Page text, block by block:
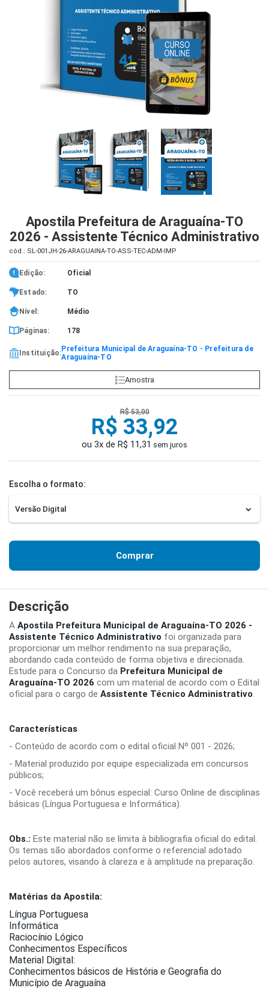
Apostila Prefeitura de Araguaína-TO
2026 - Assistente Técnico Administrativo
cód.: SL-001JH-26-ARAGUAINA-TO-ASS-TEC-ADM-IMP
Edição: Oficial
Estado: TO
Nível: Médio
Páginas: 178
Instituição:Prefeitura Municipal de Araguaína-TO - Prefeitura de
Araguaína-TO
Amostra
R$ 53,00
R$ 33,92
ou 3x de R$ 11,31 sem juros
Escolha o formato:
Comprar
Descrição
A Apostila Prefeitura Municipal de Araguaína-TO 2026 -
Assistente Técnico Administrativo foi organizada para
proporcionar um melhor rendimento na sua preparação,
abordando cada conteúdo de forma objetiva e direcionada.
Estude para o Concurso da Prefeitura Municipal de
Araguaína-TO 2026 com um material de acordo com o Edital
oficial para o cargo de Assistente Técnico Administrativo.
Características
- Conteúdo de acordo com o edital oficial Nº 001 - 2026;
- Material produzido por equipe especializada em concursos
públicos;
- Você receberá um bônus especial: Curso Online de disciplinas
básicas (Língua Portuguesa e Informática).
Obs.: Este material não se limita à bibliografia oficial do edital.
Os temas são abordados conforme o referencial adotado
pelos autores, visando à clareza e à amplitude na preparação.
Matérias da Apostila:
Língua Portuguesa
Informática
Raciocínio Lógico
Conhecimentos Específicos
Material Digital:
Conhecimentos básicos de História e Geografia do
Município de Araguaína